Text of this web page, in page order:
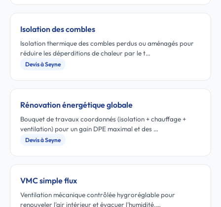
Isolation des combles
Isolation thermique des combles perdus ou aménagés pour
réduire les déperditions de chaleur par le t…
Devis à Seyne
Rénovation énergétique globale
Bouquet de travaux coordonnés (isolation + chauffage +
ventilation) pour un gain DPE maximal et des …
Devis à Seyne
VMC simple flux
Ventilation mécanique contrôlée hygroréglable pour
renouveler l'air intérieur et évacuer l'humidité.…